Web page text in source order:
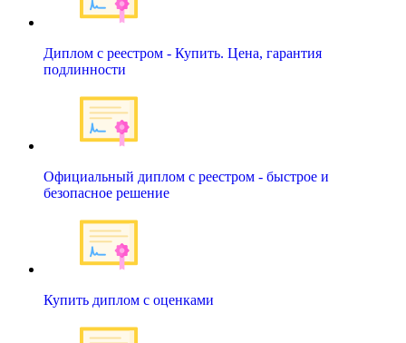
Диплом с реестром - Купить. Цена, гарантия
подлинности
Официальный диплом с реестром - быстрое и
безопасное решение
Купить диплом с оценками